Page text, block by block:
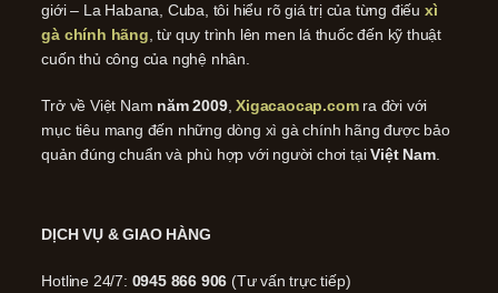
giới – La Habana, Cuba, tôi hiểu rõ giá trị của từng điếu xì
gà chính hãng, từ quy trình lên men lá thuốc đến kỹ thuật
cuốn thủ công của nghệ nhân.
Trở về Việt Nam năm 2009,Xigacaocap.comra đời với
mục tiêu mang đến những dòng xì gà chính hãng được bảo
quản đúng chuẩn và phù hợp với người chơi tạiViệt Nam.
DỊCH VỤ & GIAO HÀNG
Hotline 24/7: 0945 866 906 (Tư vấn trực tiếp)